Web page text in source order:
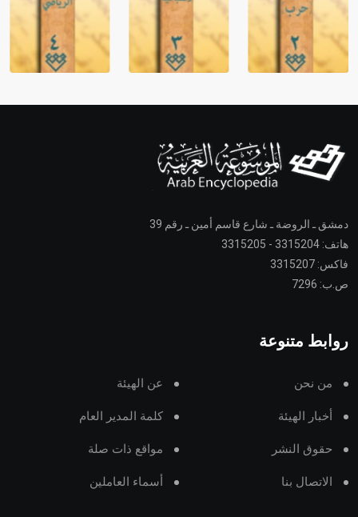
دمشق ـ الروضة ـ شارع قاسم أمين ـ رقم 39
هاتف: 3315204 - 3315205
فاكس: 3315207
ص.ب: 7296
روابط متنوعة
من نحن عن الهيئة
أخبار الهيئة كلمة المدير العام
حقوق النشر مواقع ذات صلة
الاتصال بنا أسماء العاملين